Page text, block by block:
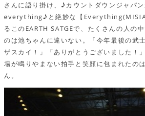
さんに語り掛け、♪カウントダウンジャパ
everything♪と絶妙な【
るこのEARTH SATGEで、たくさんの人の
のは池ちゃんに違いない。「今年最後の武
ザスカイ！」「ありがとうございました！
場が鳴りやまない拍手と笑顔に包まれたの
ん。